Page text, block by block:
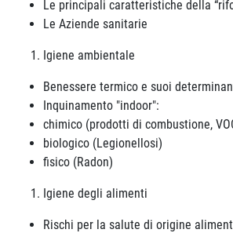
Le principali caratteristiche della
Le Aziende sanitarie
Igiene ambientale
Benessere termico e suoi
Inquinamento "indoor":
chimico (prodotti di combustione,
biologico (Legionellosi)
fisico (Radon)
Igiene degli alimenti
Rischi per la salute di origine